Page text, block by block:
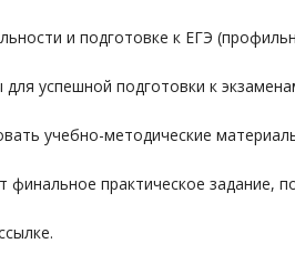
и подготовке к ЕГЭ
успешной подготовки к
учебно-методические
практическое задание,